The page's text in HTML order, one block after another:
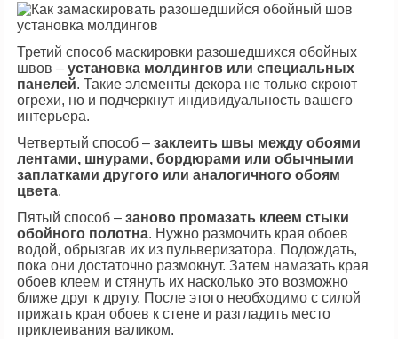
Третий способ маскировки разошедшихся обойных
швов –установка молдингов или специальных
панелей. Такие элементы декора не только скроют
огрехи, но и подчеркнут индивидуальность вашего
интерьера.
Четвертый способ –заклеить швы между обоями
лентами, шнурами, бордюрами или обычными
заплатками другого или аналогичного обоям
цвета.
Пятый способ –заново промазать клеем стыки
обойного полотна. Нужно размочить края обоев
водой, обрызгав их из пульверизатора. Подождать,
пока они достаточно размокнут. Затем намазать края
обоев клеем и стянуть их насколько это возможно
ближе друг к другу. После этого необходимо с силой
прижать края обоев к стене и разгладить место
приклеивания валиком.